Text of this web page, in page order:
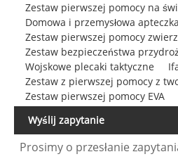
Zestaw pierwszej pomocy na
Domowa i przemysłowa
Zestaw pierwszej pomocy
Zestaw bezpieczeństwa
Wojskowe plecaki taktyczne
Zestaw z pierwszej pomocy z
Zestaw pierwszej pomocy EVA
Wyślij zapytanie
Prosimy o przesłanie